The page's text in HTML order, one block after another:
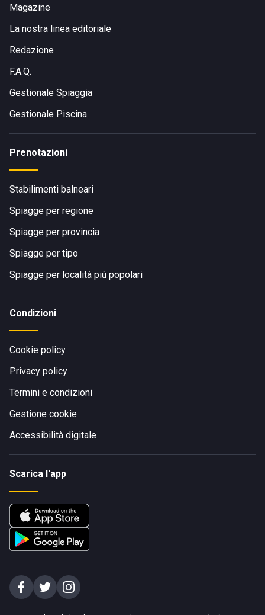
Magazine
La nostra linea editoriale
Redazione
F.A.Q.
Gestionale Spiaggia
Gestionale Piscina
Prenotazioni
Stabilimenti balneari
Spiagge per regione
Spiagge per provincia
Spiagge per tipo
Spiagge per località più popolari
Condizioni
Cookie policy
Privacy policy
Termini e condizioni
Gestione cookie
Accessibilità digitale
Scarica l'app